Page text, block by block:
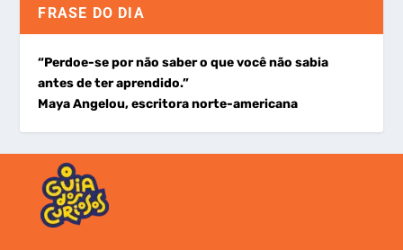
FRASE DO DIA
“Perdoe-se por não saber o que você não sabia
antes de ter aprendido.”
Maya Angelou, escritora norte-americana